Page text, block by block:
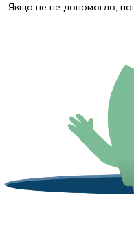
Якщо це не допомогло,